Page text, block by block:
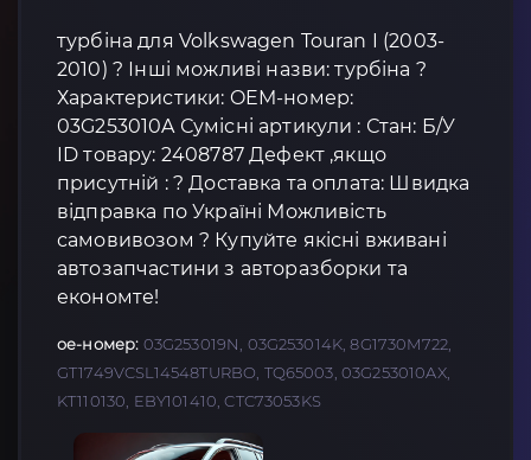
турбіна для Volkswagen Touran I (2003-
2010) ? Інші можливі назви: турбіна ?
Характеристики: OEM-номер:
03G253010A Сумісні артикули : Стан: Б/У
ID товару: 2408787 Дефект ,якщо
присутній : ? Доставка та оплата: Швидка
відправка по Україні Можливість
самовивозом ? Купуйте якісні вживані
автозапчастини з авторазборки та
економте!
oe-номер: 03G253019N, 03G253014K, 8G1730M722,
GT1749VCSL14548TURBO, TQ65003, 03G253010AX,
KT110130, EBY101410, CTC73053KS